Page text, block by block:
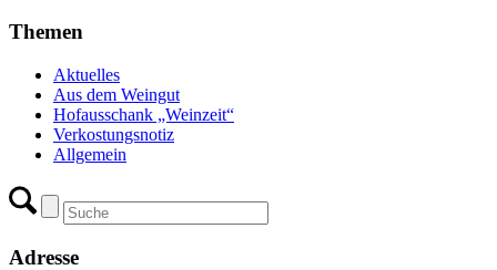
Themen
Aktuelles
Aus dem Weingut
Hofausschank „Weinzeit“
Verkostungsnotiz
Allgemein
Adresse